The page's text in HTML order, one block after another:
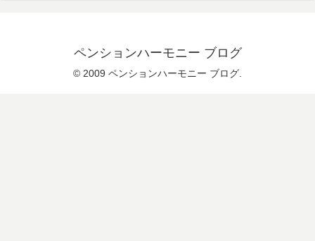
ペンションハーモニー ブログ
© 2009 ペンションハーモニー ブログ.